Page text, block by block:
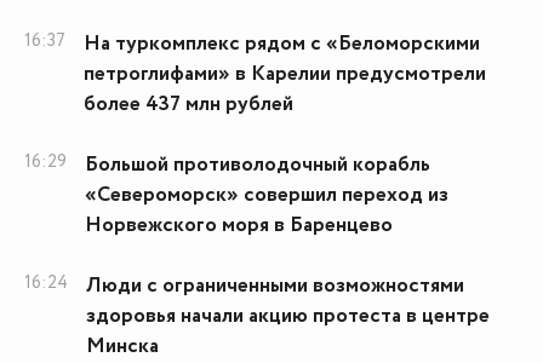
16:37
На туркомплекс рядом с «Беломорскими
петроглифами» в Карелии предусмотрели
более 437 млн рублей
16:29
Большой противолодочный корабль
«Североморск» совершил переход из
Норвежского моря в Баренцево
16:24
Люди с ограниченными возможностями
здоровья начали акцию протеста в центре
Минска